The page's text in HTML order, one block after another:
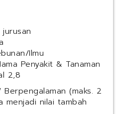
Ilmu
Penyakit & Tanaman
2,8
(maks. 2
menjadi nilai tambah